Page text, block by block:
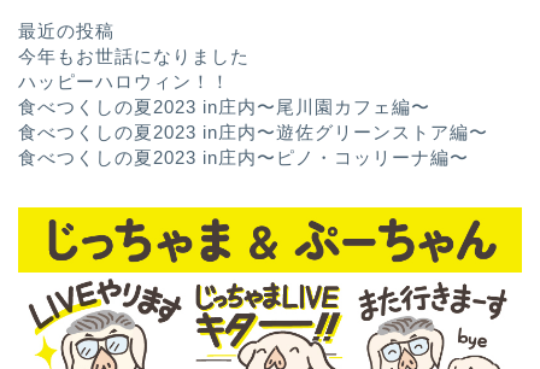
最近の投稿
今年もお世話になりました
ハッピーハロウィン！！
食べつくしの夏2023 in庄内〜尾川園カフェ編〜
食べつくしの夏2023 in庄内〜遊佐グリーンストア編〜
食べつくしの夏2023 in庄内〜ピノ・コッリーナ編〜
ホーム